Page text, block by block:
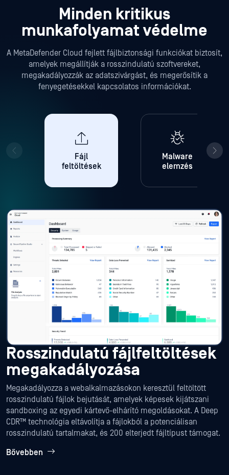
Minden kritikus
munkafolyamat védelme
A MetaDefender Cloud fejlett fájlbiztonsági funkciókat biztosít,
amelyek megállítják a rosszindulatú szoftvereket,
megakadályozzák az adatszivárgást, és megerősítik a
fenyegetésekkel kapcsolatos információkat.
Fájl
feltöltések
Malware
elemzés
Rosszindulatú fájlfeltöltések
megakadályozása
Megakadályozza a webalkalmazásokon keresztül feltöltött
rosszindulatú fájlok bejutását, amelyek képesek kijátszani
sandboxing az egyedi kártevő-elhárító megoldásokat. A Deep
CDR™ technológia eltávolítja a fájlokból a potenciálisan
rosszindulatú tartalmakat, és 200 elterjedt fájltípust támogat.
Bővebben